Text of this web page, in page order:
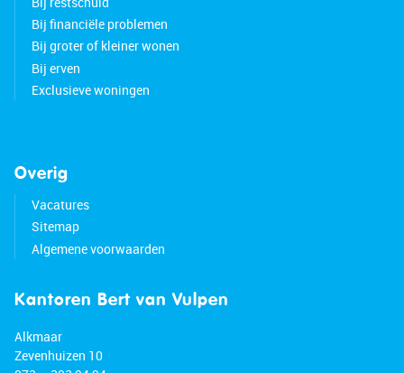
Bij financiële problemen
Bij groter of kleiner wonen
Bij erven
Exclusieve woningen
Overig
Vacatures
Sitemap
Algemene voorwaarden
Kantoren Bert van Vulpen
Alkmaar
Zevenhuizen 10